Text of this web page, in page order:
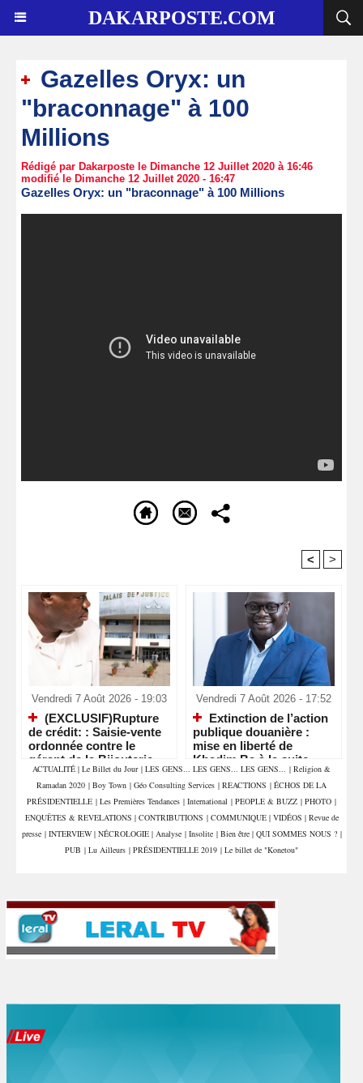
DAKARPOSTE.COM
Gazelles Oryx: un
"braconnage" à 100
Millions
Rédigé par Dakarposte le Dimanche 12 Juillet 2020 à 16:46
modifié le Dimanche 12 Juillet 2020 - 16:47
Gazelles Oryx: un "braconnage" à 100 Millions
< >
Vendredi 7 Août 2026 - 19:03
(EXCLUSIF)Rupture
de crédit: : Saisie-vente
ordonnée contre le
gérant de la Bijouterie
Zumurada Afrique,
Babacar Athie, pour une
créance de plus de 105
millions FCFA.
Vendredi 7 Août 2026 - 17:52
Extinction de l’action
publique douanière :
mise en liberté de
Khadim Ba à la suite
d’une transaction
transactionnelle
ACTUALITÉ | Le Billet du Jour | LES GENS... LES GENS... LES GENS... | Religion &
Ramadan 2020 | Boy Town | Géo Consulting Services | REACTIONS | ÉCHOS DE LA
PRÉSIDENTIELLE | Les Premières Tendances | International | PEOPLE & BUZZ | PHOTO |
ENQUÊTES & REVELATIONS | CONTRIBUTIONS | COMMUNIQUE | VIDÉOS | Revue de
presse | INTERVIEW | NÉCROLOGIE | Analyse | Insolite | Bien être | QUI SOMMES NOUS ? |
PUB | Lu Ailleurs | PRÉSIDENTIELLE 2019 | Le billet de "Konetou"